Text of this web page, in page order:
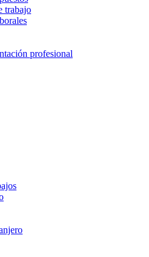
trabajo
profesional